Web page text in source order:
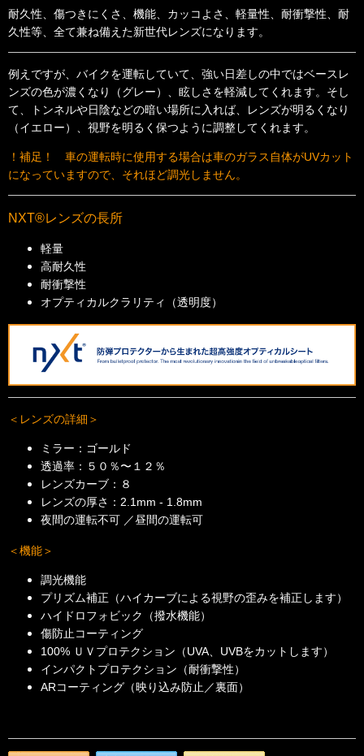
耐久性、傷つきにくさ、機能、カッコよさ、軽量性、耐衝撃性、耐
久性等、全て兼ね備えた新世代レンズになります。
例えですが、バイクを運転していて、強い日差しの中ではベースレ
ンズの色が濃くなり（グレー）、眩しさを軽減してくれます。そし
て、トンネルや日陰などの暗い場所に入れば、レンズが明るくなり
（イエロー）、視野を明るく保つように調整してくれます。
！補足！ 車の運転時に使用する場合は車のガラス自体がUVカット
になっていますので、それほど調光しません。
NXT®レンズの長所
軽量
高耐久性
耐衝撃性
オプティカルクラリティ（透明度）
＜レンズの詳細＞
ミラー：ゴールド
透過率：５０％〜１２％
レンズカーブ：８
レンズの厚さ：2.1mm - 1.8mm
夜間の運転不可 ／昼間の運転可
＜機能＞
調光機能
プリズム補正（ハイカーブによる視野の歪みを補正します）
ハイドロフォビック（撥水機能）
傷防止コーティング
100% ＵＶプロテクション（UVA、UVBをカットします）
インパクトプロテクション（耐衝撃性）
ARコーティング（映り込み防止／裏面）